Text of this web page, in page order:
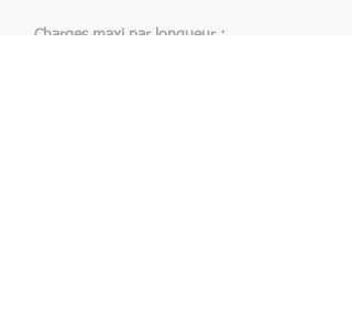
Charges maxi par longueur :